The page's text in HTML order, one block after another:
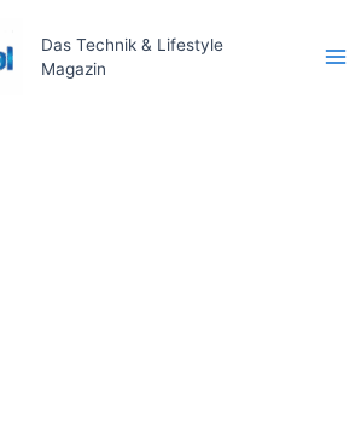
Das Technik & Lifestyle
Magazin